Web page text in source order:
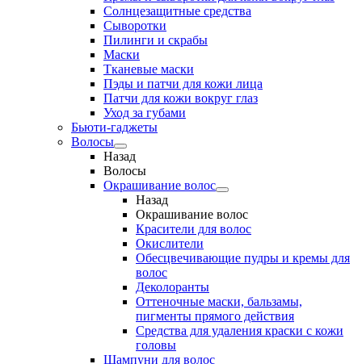
Солнцезащитные средства
Сыворотки
Пилинги и скрабы
Маски
Тканевые маски
Пэды и патчи для кожи лица
Патчи для кожи вокруг глаз
Уход за губами
Бьюти-гаджеты
Волосы
Назад
Волосы
Окрашивание волос
Назад
Окрашивание волос
Красители для волос
Окислители
Обесцвечивающие пудры и кремы для
волос
Деколоранты
Оттеночные маски, бальзамы,
пигменты прямого действия
Средства для удаления краски с кожи
головы
Шампуни для волос